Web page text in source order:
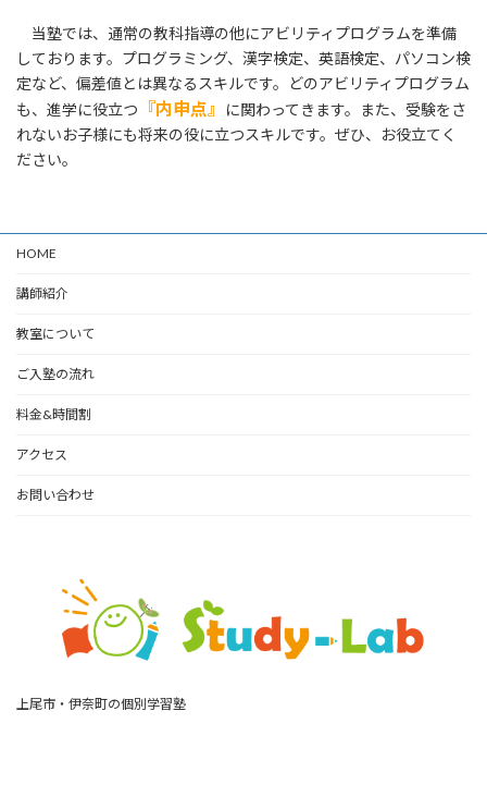
当塾では、通常の教科指導の他にアビリティプログラムを準備
しております。プログラミング、漢字検定、英語検定、パソコン検
定など、偏差値とは異なるスキルです。どのアビリティプログラム
も、進学に役立つ
『内申点』
に関わってきます。また、受験をさ
れないお子様にも将来の役に立つスキルです。ぜひ、お役立てく
ださい。
HOME
講師紹介
教室について
ご入塾の流れ
料金&時間割
アクセス
お問い合わせ
上尾市・伊奈町の個別学習塾